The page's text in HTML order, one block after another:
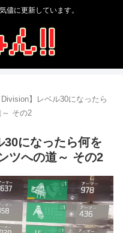
儘に更新しています。
Division】レベル30になったら
その2
30になったら何を
ツへの道～ その2